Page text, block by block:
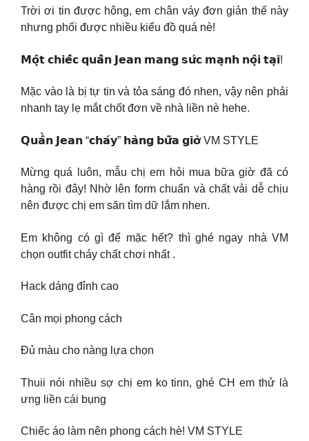
Trời ơi tin được hông, em chân váy đơn giản thế này
nhưng phối được nhiều kiểu đồ quá nè!
𝗠𝗼̣̂𝘁 𝗰𝗵𝗶𝗲̂́𝗰 𝗾𝘂𝗮̂̀𝗻 𝗝𝗲𝗮𝗻 𝗺𝗮𝗻𝗴 𝘀𝘂̛́𝗰 𝗺𝗮̣𝗻𝗵 𝗻𝗼̣̂𝗶 𝘁𝗮̣𝗶!
Mặc vào là bị tự tin và tỏa sáng đó nhen, vậy nên phải
nhanh tay lẹ mắt chốt đơn về nhà liền nè hehe.
𝗤𝘂𝗮̂̀𝗻 𝗝𝗲𝗮𝗻 “𝗰𝗵𝗮́𝘆” 𝗵𝗮̀𝗻𝗴 𝗯𝘂̛̃𝗮 𝗴𝗶𝗼̛̀ VM STYLE
Mừng quá luôn, mẫu chị em hỏi mua bữa giờ đã có
hàng rồi đây! Nhờ lên form chuẩn và chất vải dễ chịu
nên được chị em săn tìm dữ lắm nhen.
Em không có gì để mặc hết? thì ghé ngay nhà VM
chọn outfit cháy chất chơi nhất .
Hack dáng đỉnh cao
Cân mọi phong cách
Đủ màu cho nàng lựa chọn
Thuii nói nhiều sợ chị em ko tinn, ghé CH em thử là
ưng liền cái bụng
Chiếc áo làm nên phong cách hè! VM STYLE